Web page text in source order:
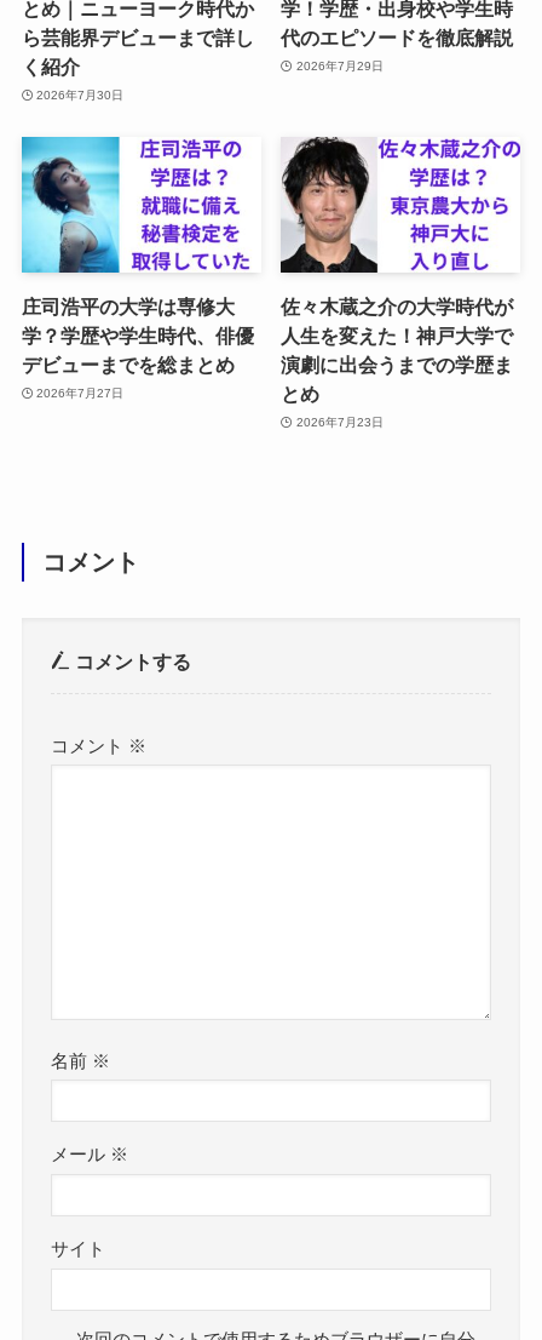
とめ｜ニューヨーク時代か
ら芸能界デビューまで詳し
く紹介
2026年7月30日
学！学歴・出身校や学生時
代のエピソードを徹底解説
2026年7月29日
庄司浩平の大学は専修大
学？学歴や学生時代、俳優
デビューまでを総まとめ
2026年7月27日
佐々木蔵之介の大学時代が
人生を変えた！神戸大学で
演劇に出会うまでの学歴ま
とめ
2026年7月23日
コメント
コメントする
コメント ※
名前 ※
メール ※
サイト